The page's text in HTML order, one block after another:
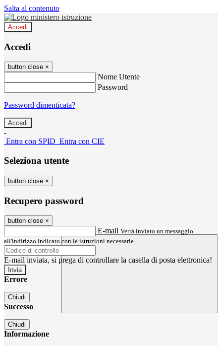
Salta al contenuto
Accedi
Accedi
button close ×
Nome Utente
Password
Password dimenticata?
-
Entra con SPID Entra con CIE
Seleziona utente
button close ×
Recupero password
button close ×
E-mail Verrà inviato un messaggio
all'indirizzo indicato con le istruzioni necessarie.
E-mail inviata, si prega di controllare la casella di posta elettronica!
Errore
Chiudi
Successo
Chiudi
Informazione